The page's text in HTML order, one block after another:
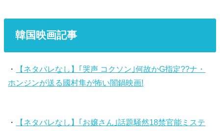
韓国映画記事
・
【ネタバレなし】｢哭声 コクソン｣何故かG指定??ナ・
ホンジンが送る國村隼が怖い闇鍋映画!
・
【ネタバレなし】｢お嬢さん｣話題騒然18禁官能ミステ